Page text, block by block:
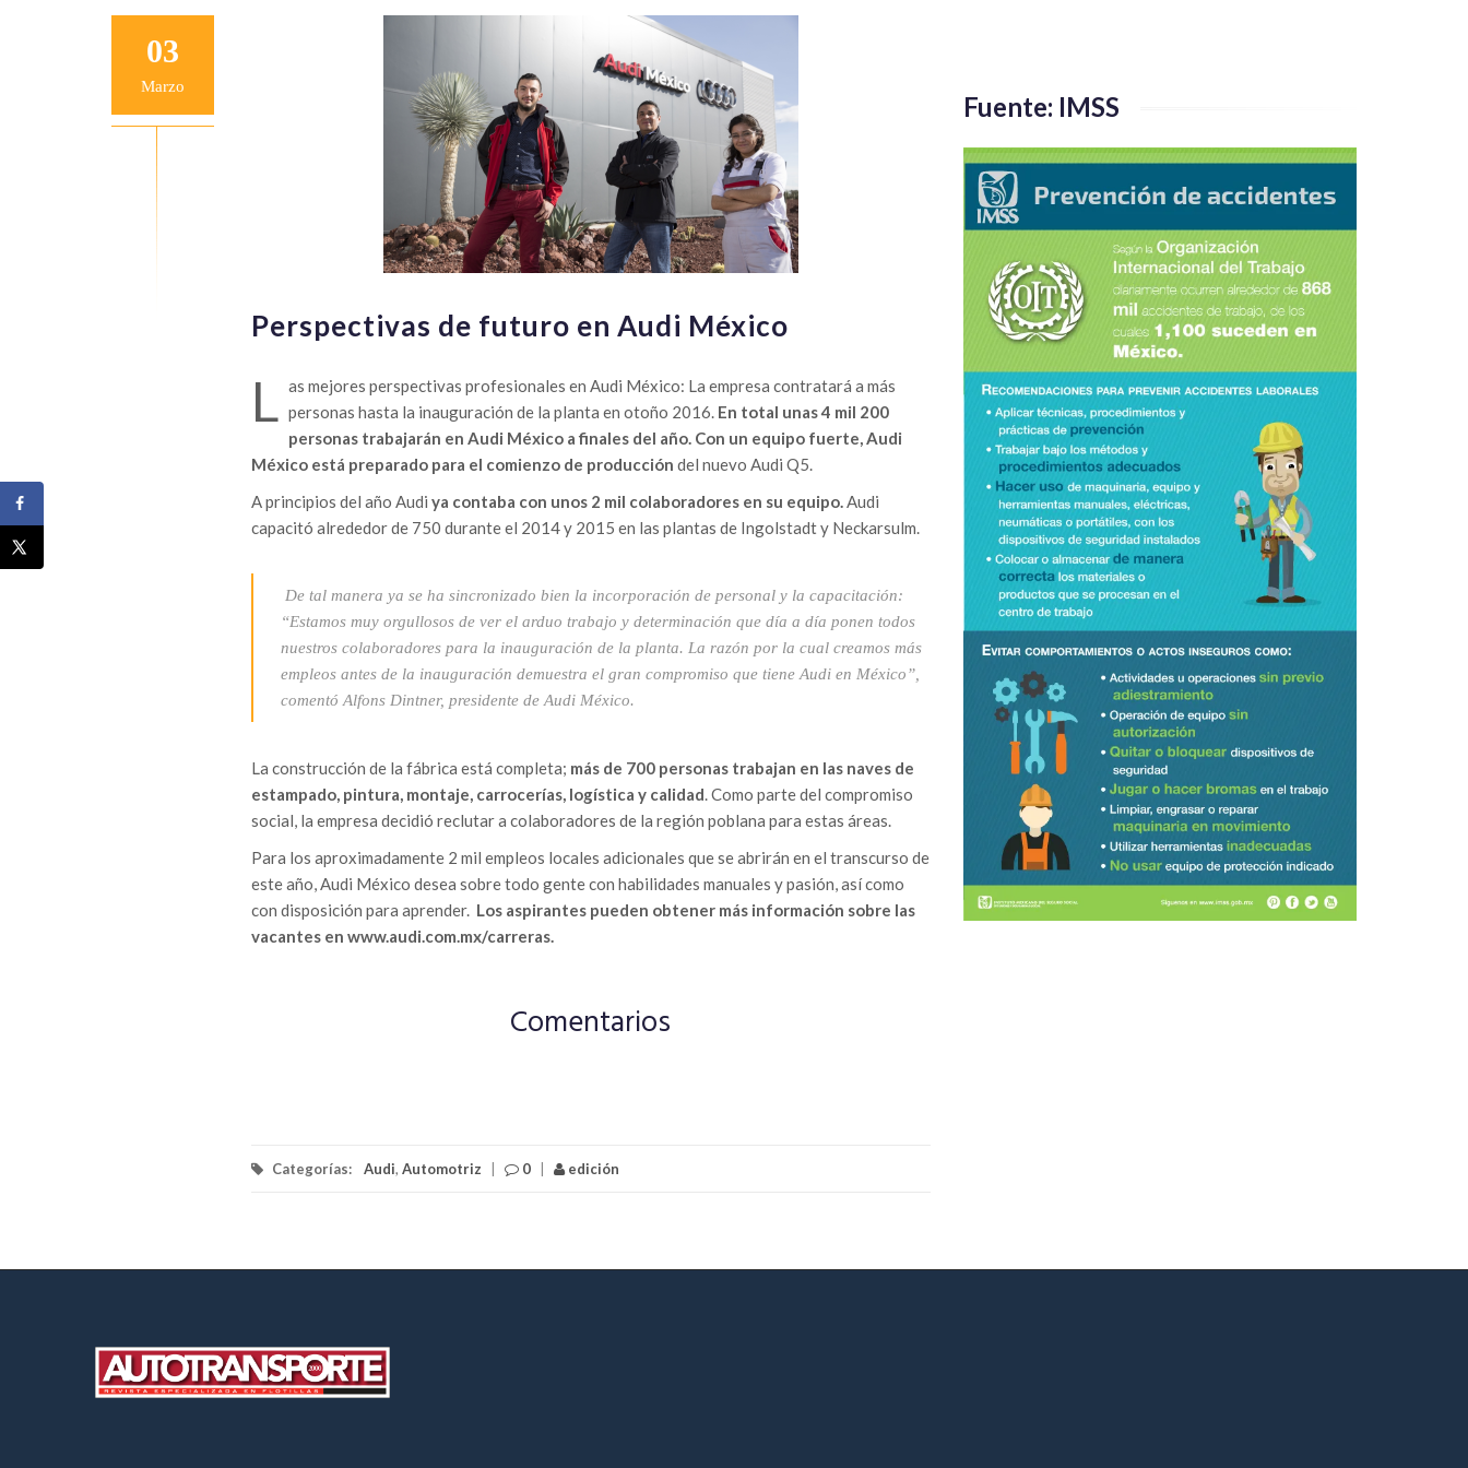
03
Marzo
Perspectivas de futuro en Audi México
L as mejores perspectivas profesionales en Audi México: La empresa contratará a más
personas hasta la inauguración de la planta en otoño 2016.En total unas 4 mil 200
personas trabajarán en Audi México a finales del año. Con un equipo fuerte, Audi
México está preparado para el comienzo de producción del nuevo Audi Q5.
A principios del año Audi ya contaba con unos 2 mil colaboradores en su equipo.Audi
capacitó alrededor de 750 durante el 2014 y 2015 en las plantas de Ingolstadt y Neckarsulm.
De tal manera ya se ha sincronizado bien la incorporación de personal y la capacitación:
“Estamos muy orgullosos de ver el arduo trabajo y determinación que día a día ponen todos
nuestros colaboradores para la inauguración de la planta. La razón por la cual creamos más
empleos antes de la inauguración demuestra el gran compromiso que tiene Audi en México”,
comentó Alfons Dintner, presidente de Audi México.
La construcción de la fábrica está completa; más de 700 personas trabajan en las naves de
estampado, pintura, montaje, carrocerías, logística y calidad. Como parte del compromiso
social, la empresa decidió reclutar a colaboradores de la región poblana para estas áreas.
Para los aproximadamente 2 mil empleos locales adicionales que se abrirán en el transcurso de
este año, Audi México desea sobre todo gente con habilidades manuales y pasión, así como
con disposición para aprender. Los aspirantes pueden obtener más información sobre las
vacantes en www.audi.com.mx/carreras.
Comentarios
Categorías: Audi, Automotriz 0 edición
Fuente: IMSS